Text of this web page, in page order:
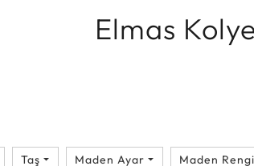
Elmas
Taş Maden Ayar Maden Rengi